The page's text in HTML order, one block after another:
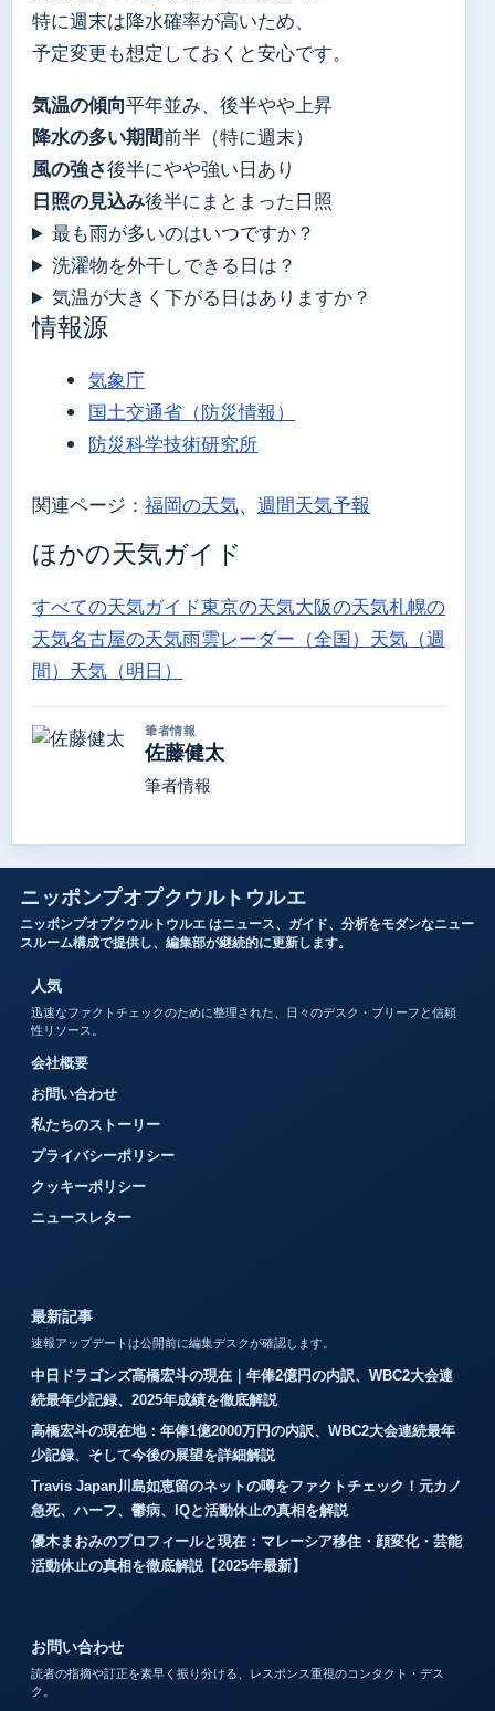
特に週末は降水確率が高いため、
予定変更も想定しておくと安心です。
気温の傾向平年並み、後半やや上昇
降水の多い期間前半（特に週末）
風の強さ後半にやや強い日あり
日照の見込み後半にまとまった日照
最も雨が多いのはいつですか？
洗濯物を外干しできる日は？
気温が大きく下がる日はありますか？
情報源
気象庁
国土交通省（防災情報）
防災科学技術研究所
関連ページ： 福岡の天気、 週間天気予報
ほかの天気ガイド
すべての天気ガイド東京の天気大阪の天気札幌の
天気名古屋の天気雨雲レーダー（全国） 天気（週
間） 天気（明日）
筆者情報
佐藤健太
筆者情報
ニッポンプオプクウルトウルエ
ニッポンプオプクウルトウルエ はニュース、ガイド、分析をモダンなニュー
スルーム構成で提供し、編集部が継続的に更新します。
人気
迅速なファクトチェックのために整理された、日々のデスク・ブリーフと信頼
性リソース。
会社概要
お問い合わせ
私たちのストーリー
プライバシーポリシー
クッキーポリシー
ニュースレター
最新記事
速報アップデートは公開前に編集デスクが確認します。
中日ドラゴンズ高橋宏斗の現在｜年俸2億円の内訳、WBC2大会連
続最年少記録、2025年成績を徹底解説
高橋宏斗の現在地：年俸1億2000万円の内訳、WBC2大会連続最年
少記録、そして今後の展望を詳細解説
Travis Japan川島如恵留のネットの噂をファクトチェック！元カノ
急死、ハーフ、鬱病、IQと活動休止の真相を解説
優木まおみのプロフィールと現在：マレーシア移住・顔変化・芸能
活動休止の真相を徹底解説【2025年最新】
お問い合わせ
読者の指摘や訂正を素早く振り分ける、レスポンス重視のコンタクト・デス
ク。